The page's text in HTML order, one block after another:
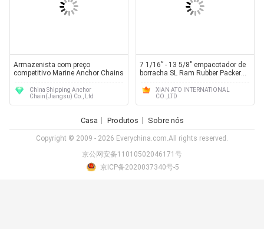
Armazenista com preço
competitivo Marine Anchor Chains
China Shipping Anchor
Chain(Jiangsu) Co., Ltd
7 1/16” - 13 5/8" empacotador de
borracha SL Ram Rubber Packers
do BOP do Ram
XIAN ATO INTERNATIONAL
CO.,LTD
Casa Produtos Sobre nós
Copyright © 2009 - 2026 Everychina.com.All rights reserved.
京公网安备11010502046171号
京ICP备2020037340号-5